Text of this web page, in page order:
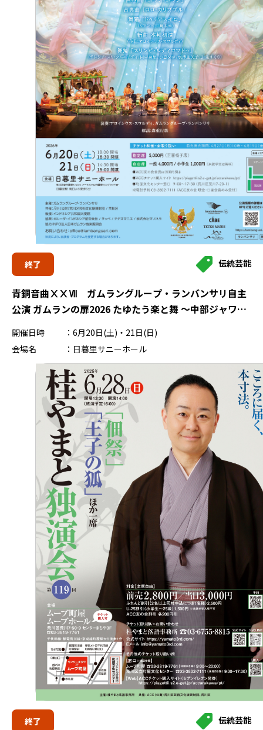
終了 伝統芸能
青銅音曲ⅩⅩⅦ ガムラングループ・ランバンサリ自主
公演 ガムランの扉2026 たゆたう楽と舞 ～中部ジャワの
開催日時
6月20日(土)・21日(日)
会場名
日暮里サニーホール
終了 伝統芸能